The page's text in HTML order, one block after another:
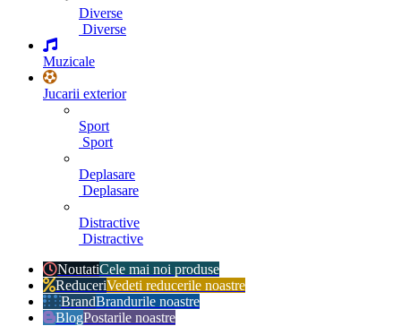
Diverse
Diverse
Muzicale
Jucarii exterior
Sport
Sport
Deplasare
Deplasare
Distractive
Distractive
NoutatiCele mai noi produse
ReduceriVedeti reducerile noastre
BrandBrandurile noastre
BlogPostarile noastre